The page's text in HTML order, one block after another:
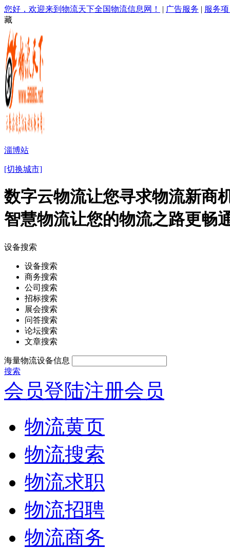
您好，欢迎来到物流天下全国物流信息网！ | 广告服务 | 服务
藏
淄博站
[切换城市]
数字云物流让您寻求物流新商
智慧物流让您的物流之路更畅
设备搜索
设备搜索
商务搜索
公司搜索
招标搜索
展会搜索
问答搜索
论坛搜索
文章搜索
海量物流设备信息
搜索
会员登陆注册会员
物流黄页
物流搜索
物流求职
物流招聘
物流商务